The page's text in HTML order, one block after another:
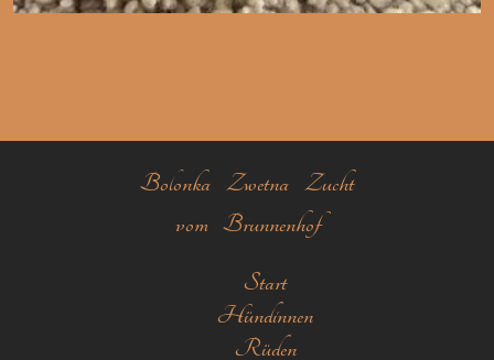
Bolonka Zwetna Zucht
vom Brunnenhof
Start
Hündinnen
Rüden